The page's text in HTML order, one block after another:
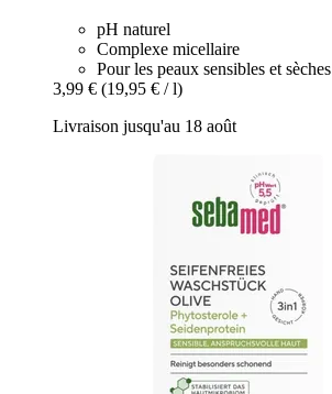
pH naturel
Complexe micellaire
Pour les peaux sensibles et sèches
3,99 € (19,95 € / l)
Livraison jusqu'au 18 août